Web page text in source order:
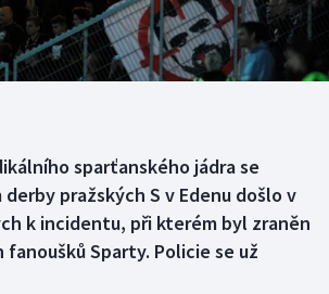
sparťanského jádra se
pražských S v Edenu došlo v
k incidentu, při kterém byl zraněn
Sparty. Policie se už